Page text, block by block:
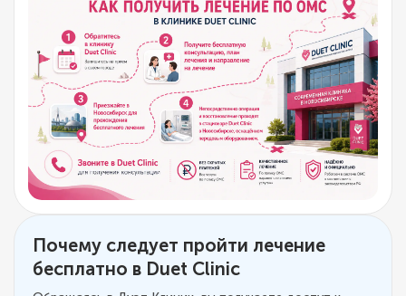
Почему следует пройти лечение
бесплатно в Duet Clinic